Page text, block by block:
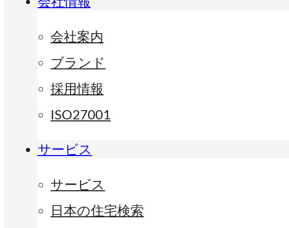
会社案内
ブランド
採用情報
ISO27001
サービス
サービス
日本の住宅検索